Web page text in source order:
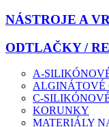
NÁSTROJE A
ODTLAČKY /
A-
ALGINÁTOVÉ
C-
KORUNKY
MATERIÁLY